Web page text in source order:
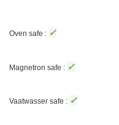
Oven safe : ✓
Magnetron safe : ✓
Vaatwasser safe : ✓